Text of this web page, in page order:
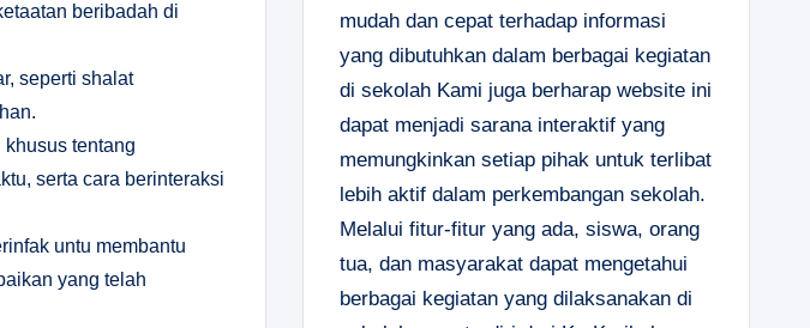
beribadah di
seperti shalat
tentang
serta cara berinteraksi
untu membantu
yang telah
mudah dan cepat terhadap informasi
yang dibutuhkan dalam berbagai kegiatan
di sekolah Kami juga berharap website ini
dapat menjadi sarana interaktif yang
memungkinkan setiap pihak untuk terlibat
lebih aktif dalam perkembangan sekolah.
Melalui fitur-fitur yang ada, siswa, orang
tua, dan masyarakat dapat mengetahui
berbagai kegiatan yang dilaksanakan di